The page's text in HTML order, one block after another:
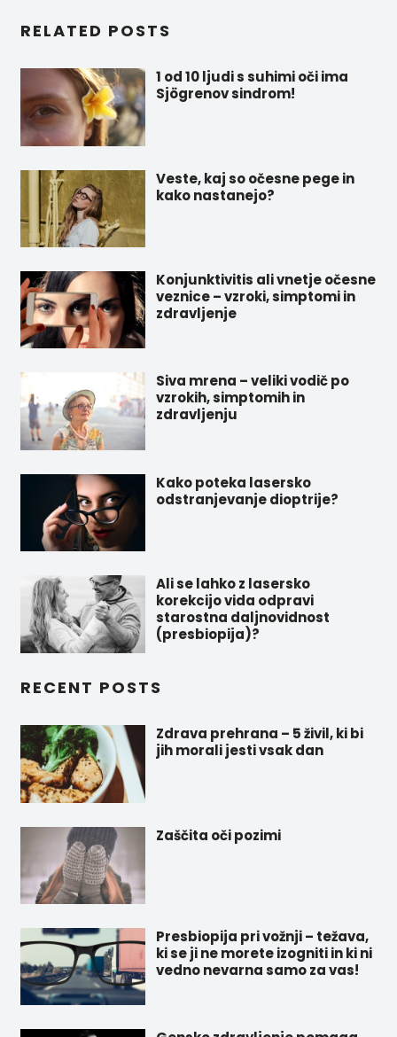
RELATED POSTS
1 od 10 ljudi s suhimi oči ima
Sjögrenov sindrom!
Veste, kaj so očesne pege in
kako nastanejo?
Konjunktivitis ali vnetje očesne
veznice – vzroki, simptomi in
zdravljenje
Siva mrena – veliki vodič po
vzrokih, simptomih in
zdravljenju
Kako poteka lasersko
odstranjevanje dioptrije?
Ali se lahko z lasersko
korekcijo vida odpravi
starostna daljnovidnost
(presbiopija)?
RECENT POSTS
Zdrava prehrana – 5 živil, ki bi
jih morali jesti vsak dan
Zaščita oči pozimi
Presbiopija pri vožnji – težava,
ki se ji ne morete izogniti in ki ni
vedno nevarna samo za vas!